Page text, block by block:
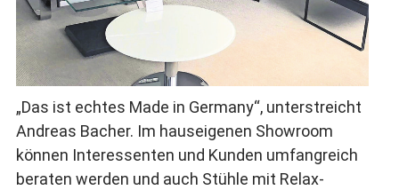
„Das ist echtes Made in Germany“, unterstreicht
Andreas Bacher. Im hauseigenen Showroom
können Interessenten und Kunden umfangreich
beraten werden und auch Stühle mit Relax-